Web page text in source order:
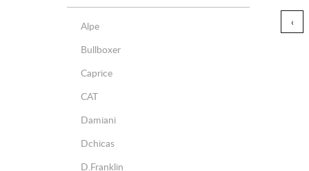
Alpe
Bullboxer
Caprice
CAT
Damiani
Dchicas
D.Franklin
‹